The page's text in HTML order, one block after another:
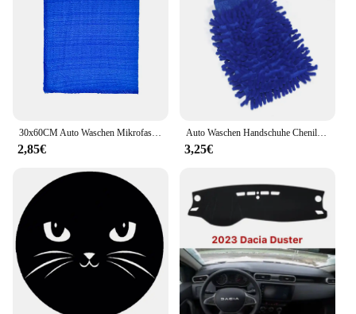
30x60CM Auto Waschen Mikrofaser Handtuch Auto Reinigung Trocknen Tuch Säumen Auto Pflege Tuch Detaillierung Auto Waschen handtuch Für Toyota
2,85€
Auto Waschen Handschuhe Chenille Korallen Fleece Handschuhe Waschen Wischer Auto Reinigung Handtuch Auto Staub Waschmaschine Mitt Auto Reinigung Zubehör
3,25€